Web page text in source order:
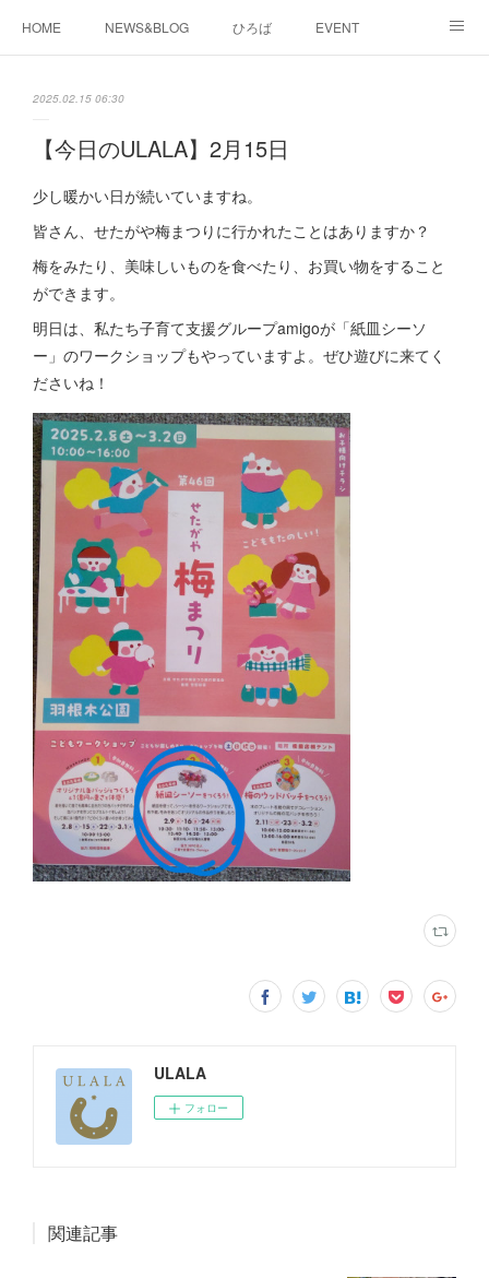
HOME NEWS&BLOG ひろば EVENT
2025.02.15 06:30
【今日のULALA】2月15日
少し暖かい日が続いていますね。
皆さん、せたがや梅まつりに行かれたことはありますか？
梅をみたり、美味しいものを食べたり、お買い物をすること
ができます。
明日は、私たち子育て支援グループamigoが「紙皿シーソ
ー」のワークショップもやっていますよ。ぜひ遊びに来てく
ださいね！
ULALA
フォロー
関連記事